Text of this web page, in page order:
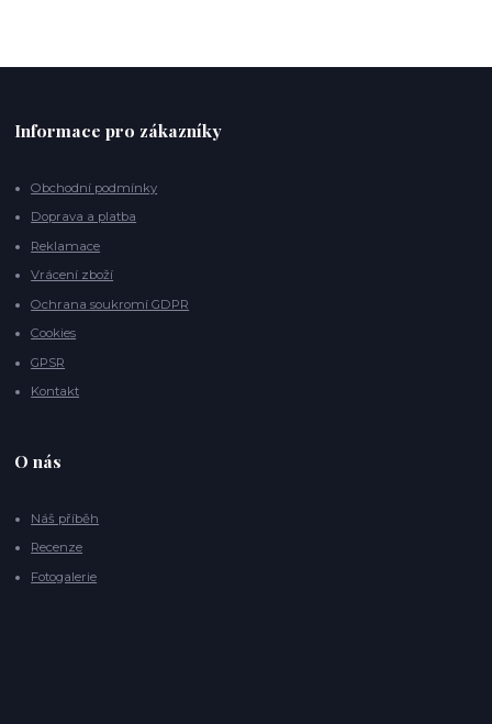
Informace pro zákazníky
Obchodní podmínky
Doprava a platba
Reklamace
Vrácení zboží
Ochrana soukromí GDPR
Cookies
GPSR
Kontakt
O nás
Náš příběh
Recenze
Fotogalerie